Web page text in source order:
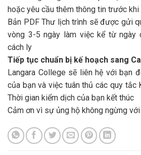
hoặc yêu cầu thêm thông tin trước khi
Bản PDF Thư lịch trình sẽ được gửi
vòng 3-5 ngày làm việc kể từ ngày
cách ly
Tiếp tục chuẩn bị kế hoạch sang
Langara College sẽ liên hệ với bạn
của bạn và việc tuân thủ các quy tắc
Thời gian kiểm dịch của bạn kết thúc
Cảm ơn vì sự ủng hộ không ngừng